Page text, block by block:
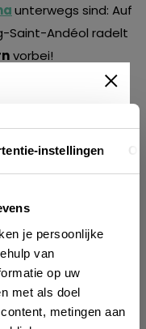
instellingen
je persoonlijke
van
op uw
met als doel
metingen aan
unterwegs sind: Auf
Saint-Andéol radelt
vorbei!
neue
Tipps für
Dann
an. Im